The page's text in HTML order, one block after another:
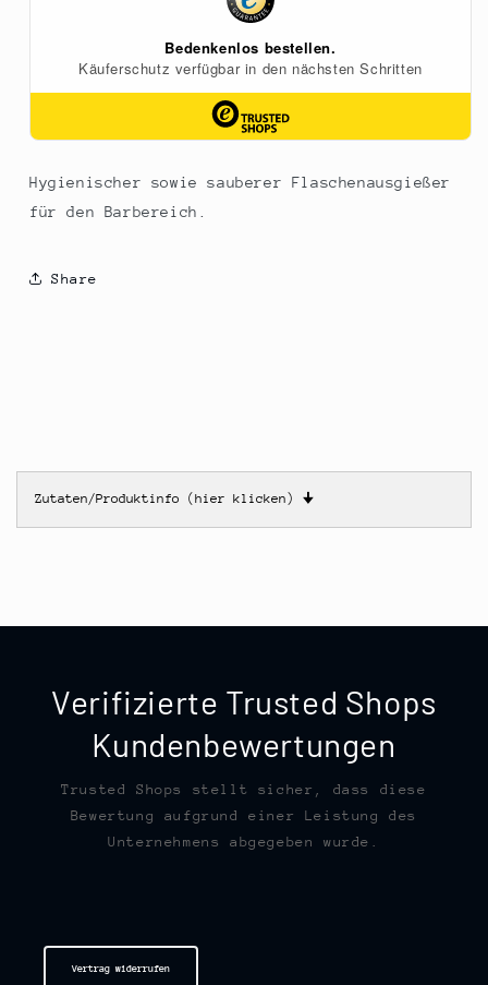
St
Hygienischer sowie sauberer Flaschenausgießer
für den Barbereich.
Share
Zutaten/Produktinfo (hier klicken) 🠋
Verifizierte Trusted Shops
Kundenbewertungen
Trusted Shops stellt sicher, dass diese
Bewertung aufgrund einer Leistung des
Unternehmens abgegeben wurde.
Vertrag widerrufen